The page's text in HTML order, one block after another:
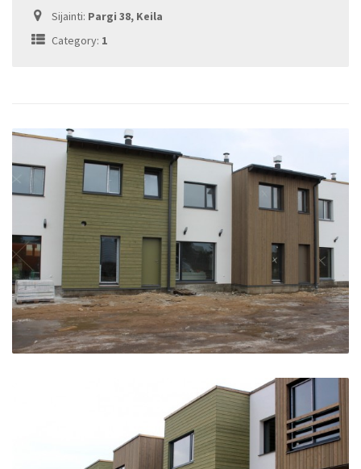
Sijainti: Pargi 38, Keila
Category: 1